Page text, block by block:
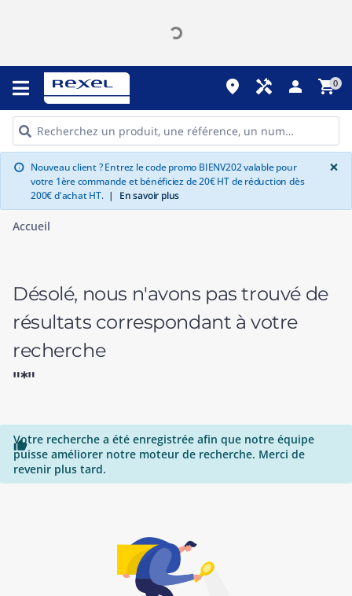
place handyman person shopping_cart0
info Nouveau client ? Entrez le code promo BIENV202 valable pour
votre 1ère commande et bénéficiez de 20€ HT de réduction dès
200€ d'achat HT. | En savoir plus
×
Accueil
Désolé, nous n'avons pas trouvé de
résultats correspondant à votre
recherche
"*"

Votre recherche a été enregistrée afin que notre équipe
puisse améliorer notre moteur de recherche. Merci de
revenir plus tard.